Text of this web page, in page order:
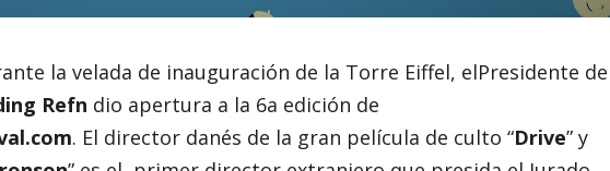
la velada de inauguración de la Torre Eiffel, elPresidente
Refn dio apertura a la 6a edición de
. El director danés de la gran película de culto “Drive” y